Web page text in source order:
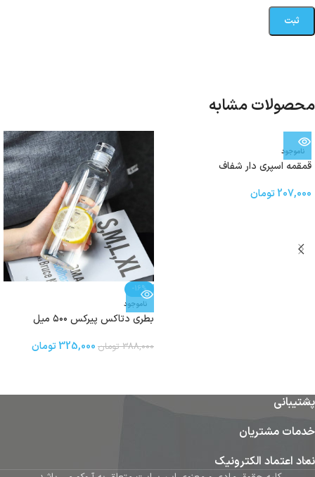
محصولات مشابه
ناموجود
قمقمه اسپری دار شفاف
207,000تومان
-16%
ناموجود
بطری دتاکس پیرکس ۵۰۰ میل
388,000 تومان 325,000تومان
پشتیبانی
خدمات مشتریان
نماد اعتماد الکترونیک